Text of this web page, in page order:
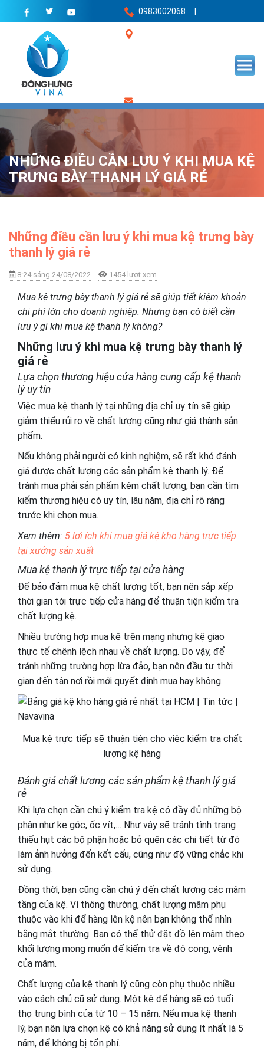
0983002068 |
đường Phúc Diễn, quận Nam Từ
donghungvina1974@gmail.com
NHỮNG ĐIỀU CẦN LƯU Ý KHI MUA KỆ
TRƯNG BÀY THANH LÝ GIÁ RẺ
Những điều cần lưu ý khi mua kệ trưng bày
thanh lý giá rẻ
8:24 sáng 24/08/2022 1454 lượt xem
Mua kệ trưng bày thanh lý giá rẻ sẽ giúp tiết kiệm khoản
chi phí lớn cho doanh nghiệp. Nhưng bạn có biết cần
lưu ý gì khi mua kệ thanh lý không?
Những lưu ý khi mua kệ trưng bày thanh lý
giá rẻ
Lựa chọn thương hiệu cửa hàng cung cấp kệ thanh
lý uy tín
Việc mua kệ thanh lý tại những địa chỉ uy tín sẽ giúp
giảm thiểu rủi ro về chất lượng cũng như giá thành sản
phẩm.
Nếu không phải người có kinh nghiệm, sẽ rất khó đánh
giá được chất lượng các sản phẩm kệ thanh lý. Để
tránh mua phải sản phẩm kém chất lượng, bạn cần tìm
kiếm thương hiệu có uy tín, lâu năm, địa chỉ rõ ràng
trước khi chọn mua.
Xem thêm: 5 lợi ích khi mua giá kệ kho hàng trực tiếp
tại xưởng sản xuất
Mua kệ thanh lý trực tiếp tại cửa hàng
Để bảo đảm mua kệ chất lượng tốt, bạn nên sắp xếp
thời gian tới trực tiếp cửa hàng để thuận tiện kiểm tra
chất lượng kệ.
Nhiều trường hợp mua kệ trên mạng nhưng kệ giao
thực tế chênh lệch nhau về chất lượng. Do vậy, để
tránh những trường hợp lừa đảo, bạn nên đầu tư thời
gian đến tận nơi rồi mới quyết định mua hay không.
Mua kệ trực tiếp sẽ thuận tiện cho việc kiểm tra chất
lượng kệ hàng
Đánh giá chất lượng các sản phẩm kệ thanh lý giá
rẻ
Khi lựa chọn cần chú ý kiểm tra kệ có đầy đủ những bộ
phận như ke góc, ốc vít,… Như vậy sẽ tránh tình trạng
thiếu hụt các bộ phận hoặc bỏ quên các chi tiết từ đó
làm ảnh hưởng đến kết cấu, cũng như độ vững chắc khi
sử dụng.
Đồng thời, bạn cũng cần chú ý đến chất lượng các mâm
tầng của kệ. Vì thông thường, chất lượng mâm phụ
thuộc vào khi để hàng lên kệ nên bạn không thể nhìn
bằng mắt thường. Bạn có thể thử đặt đồ lên mâm theo
khối lượng mong muốn để kiểm tra về độ cong, vênh
của mâm.
Chất lượng của kệ thanh lý cũng còn phụ thuộc nhiều
vào cách chủ cũ sử dụng. Một kệ để hàng sẽ có tuổi
thọ trung bình của từ 10 – 15 năm. Nếu mua kệ thanh
lý, bạn nên lựa chọn kệ có khả năng sử dụng ít nhất là 5
năm, để không bị tổn phí.